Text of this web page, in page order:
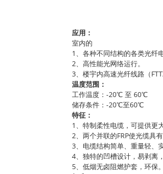
应用：
室内的
1、各种不同结构的各类光纤电
2、高性能光网络运行。
3、楼宇内高速光纤线路（
温度范围：
工作温度：-20℃ 至 60℃
储存条件：-20℃至60℃
特征：
1、特制柔性电缆，可提供更
2、两个并联的FRP使光缆具
3、电缆结构简单、重量轻、实
4、独特的凹槽设计，易剥离
5、低烟无卤阻燃护套，环保。